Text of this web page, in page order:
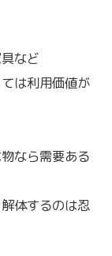
など
は利用価値が
なら需要ある
体するのは忍